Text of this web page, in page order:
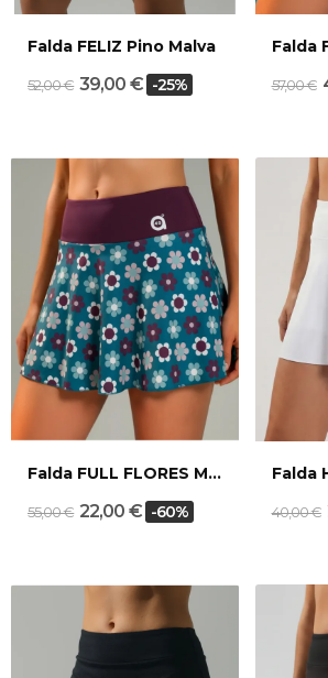
Falda FELIZ Pino Malva
52,00 € 39,00 € -25%
Falda
57,00 €
Falda FULL FLORES Morat
55,00 € 22,00 € -60%
Falda
40,00 €